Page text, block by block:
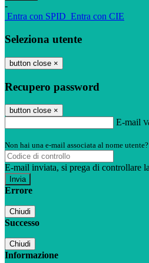
-
Entra con SPID Entra con CIE
Seleziona utente
button close ×
Recupero password
button close ×
E-mail
Non hai una e-mail associata al nome
E-mail inviata, si prega di controllare
Errore
Chiudi
Successo
Chiudi
Informazione